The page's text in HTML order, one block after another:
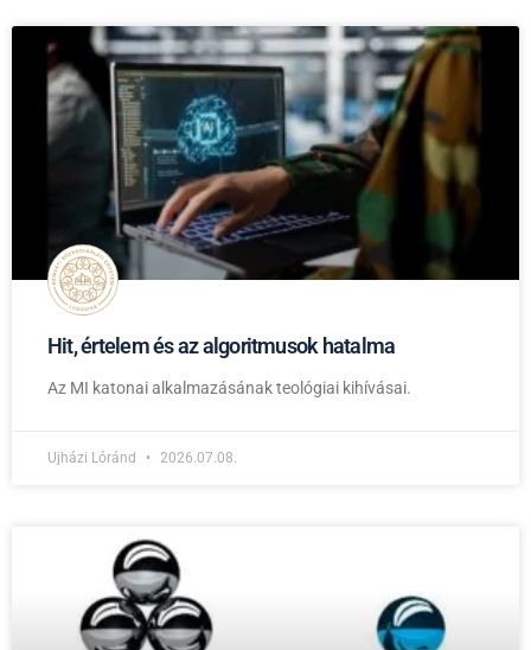
Hit, értelem és az algoritmusok hatalma
Az MI katonai alkalmazásának teológiai kihívásai.
Ujházi Lóránd 2026.07.08.